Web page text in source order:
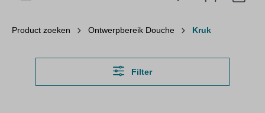
Product zoeken Ontwerpbereik Douche Kruk
Filter